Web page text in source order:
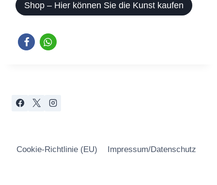
Shop – Hier können Sie die Kunst kaufen
Cookie-Richtlinie (EU) Impressum/Datenschutz